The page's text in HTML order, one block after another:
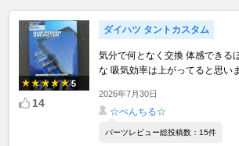
5
14
ダイハツ タントカスタム
気分で何となく交換 体感できる
な 吸気効率は上がってると思い
2026年7月30日
☆ぺんちる☆
パーツレビュー総投稿数：15件